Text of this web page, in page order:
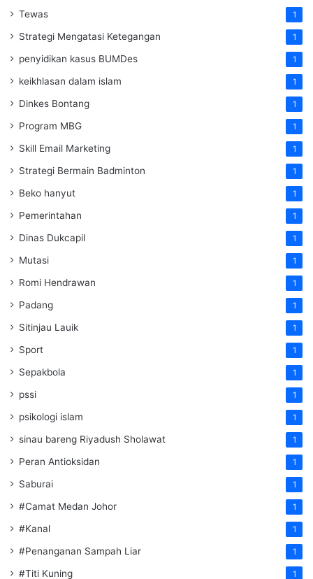
Tewas 1
Strategi Mengatasi Ketegangan 1
penyidikan kasus BUMDes 1
keikhlasan dalam islam 1
Dinkes Bontang 1
Program MBG 1
Skill Email Marketing 1
Strategi Bermain Badminton 1
Beko hanyut 1
Pemerintahan 1
Dinas Dukcapil 1
Mutasi 1
Romi Hendrawan 1
Padang 1
Sitinjau Lauik 1
Sport 1
Sepakbola 1
pssi 1
psikologi islam 1
sinau bareng Riyadush Sholawat 1
Peran Antioksidan 1
Saburai 1
#Camat Medan Johor 1
#Kanal 1
#Penanganan Sampah Liar 1
#Titi Kuning 1